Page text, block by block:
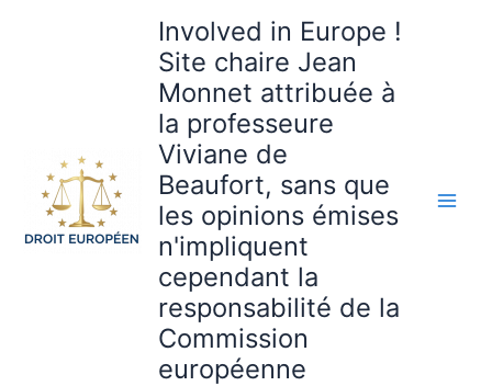
Involved in Europe !
Site chaire Jean
Monnet attribuée à
la professeure
Viviane de
Beaufort, sans que
les opinions émises
n'impliquent
cependant la
responsabilité de la
Commission
européenne